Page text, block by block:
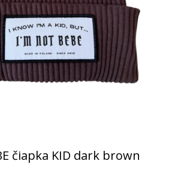
čiapka KID dark brown